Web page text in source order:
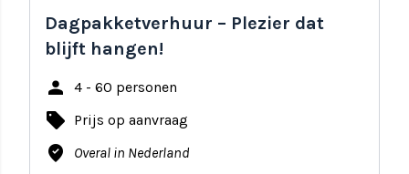
Dagpakketverhuur – Plezier dat
blijft hangen!
person 4 - 60 personen
local_offer Prijs op aanvraag
where_to_vote Overal in Nederland